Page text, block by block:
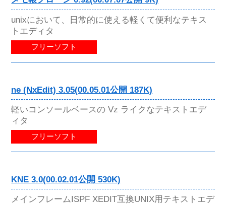
unixにおいて、日常的に使える軽くて便利なテキス
トエディタ
フリーソフト
ne (NxEdit) 3.05(00.05.01公開 187K)
軽いコンソールベースの Vz ライクなテキストエデ
ィタ
フリーソフト
KNE 3.0(00.02.01公開 530K)
メインフレームISPF XEDIT互換UNIX用テキストエデ